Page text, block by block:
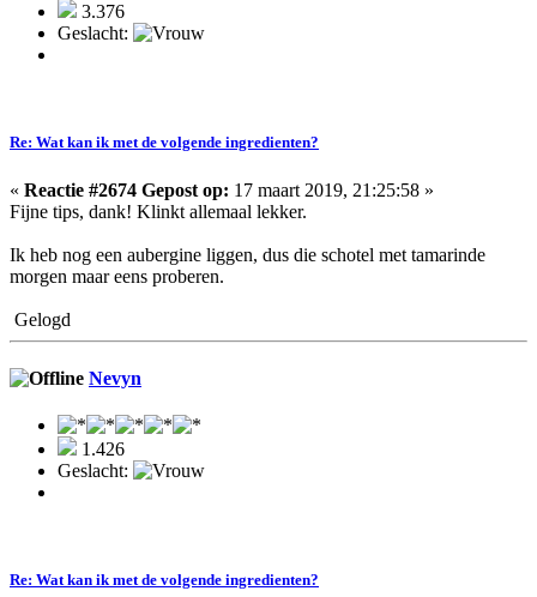
3.376
Geslacht:
Re: Wat kan ik met de volgende ingredienten?
« Reactie #2674 Gepost op: 17 maart 2019, 21:25:58 »
Fijne tips, dank! Klinkt allemaal lekker.
Ik heb nog een aubergine liggen, dus die schotel met tamarinde
morgen maar eens proberen.
Gelogd
Nevyn
1.426
Geslacht:
Re: Wat kan ik met de volgende ingredienten?